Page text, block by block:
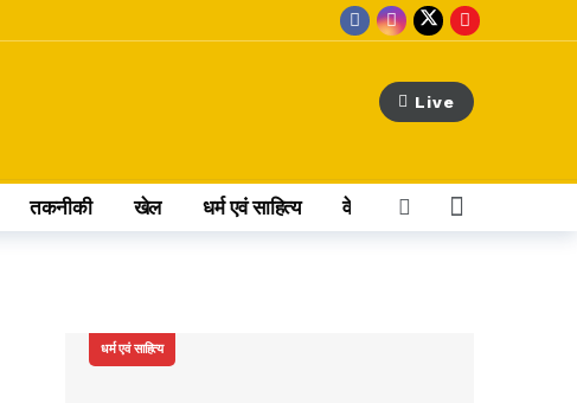
Live
तकनीकी खेल धर्म एवं साहित्य वेब स्टोरी अन्य खबर
धर्म एवं साहित्य